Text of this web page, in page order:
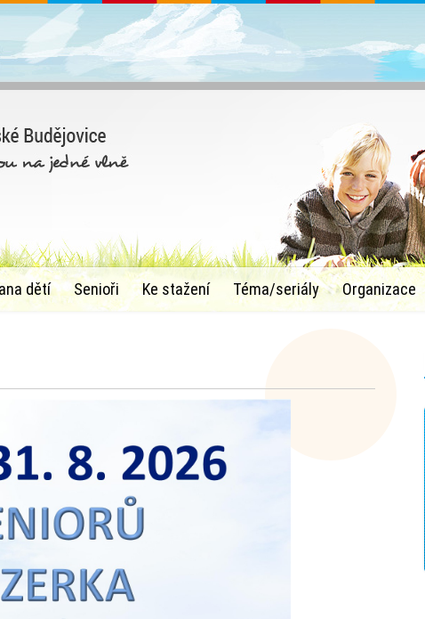
dětí Senioři Ke stažení Téma/seriály Organizace